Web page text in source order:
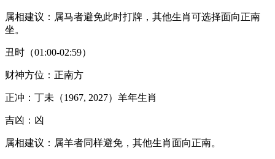
属相建议：属马者避免此时打牌，其他生肖可选择面向正南
坐。
丑时（01:00-02:59）
财神方位：正南方
正冲：丁未（1967, 2027）羊年生肖
吉凶：凶
属相建议：属羊者同样避免，其他生肖面向正南。